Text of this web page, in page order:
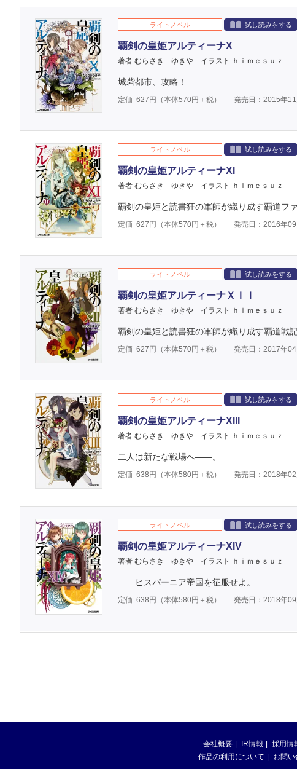
ライトノベル 試し読みをする
覇剣の皇姫アルティーナX
著者 むらさき ゆきや イラスト ｈｉｍｅｓｕｚ
城砦都市、攻略！
定価 627 円（本体570円＋税） 発売日：2015年11
ライトノベル 試し読みをする
覇剣の皇姫アルティーナXI
著者 むらさき ゆきや イラスト ｈｉｍｅｓｕｚ
覇剣の皇姫と読書狂の軍師が織り成す覇道フ
定価 627 円（本体570円＋税） 発売日：2016年09
ライトノベル 試し読みをする
覇剣の皇姫アルティーナＸＩＩ
著者 むらさき ゆきや イラスト ｈｉｍｅｓｕｚ
覇剣の皇姫と読書狂の軍師が織り成す覇道戦
定価 627 円（本体570円＋税） 発売日：2017年04
ライトノベル 試し読みをする
覇剣の皇姫アルティーナXIII
著者 むらさき ゆきや イラスト ｈｉｍｅｓｕｚ
二人は新たな戦場へ――。
定価 638 円（本体580円＋税） 発売日：2018年02
ライトノベル 試し読みをする
覇剣の皇姫アルティーナXIV
著者 むらさき ゆきや イラスト ｈｉｍｅｓｕｚ
――ヒスパーニア帝国を征服せよ。
定価 638 円（本体580円＋税） 発売日：2018年09
会社概要 IR情報 採用情
作品の利用について
お問